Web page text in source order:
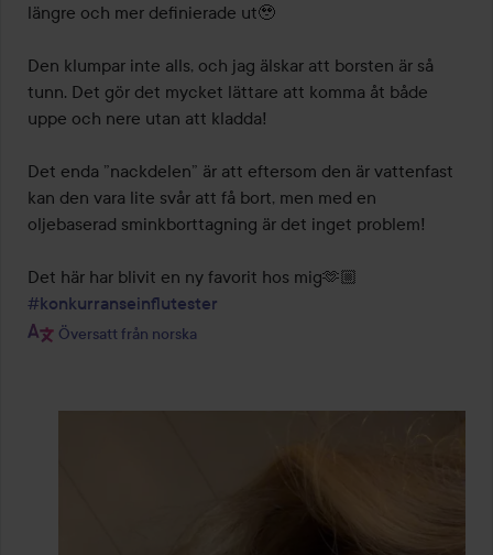
längre och mer definierade ut🥹
Den klumpar inte alls, och jag älskar att borsten är så
tunn. Det gör det mycket lättare att komma åt både
uppe och nere utan att kladda!
Det enda ”nackdelen” är att eftersom den är vattenfast
kan den vara lite svår att få bort, men med en
oljebaserad sminkborttagning är det inget problem!
#konkurranseinflutester
Översatt från norska